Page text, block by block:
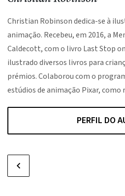
Christian Robinson dedica-se à
animação. Recebeu, em 2016, a
Caldecott, com o livro Last Stop
ilustrado diversos livros para
prémios. Colaborou com o
estúdios de animação Pixar, como
PERFIL DO